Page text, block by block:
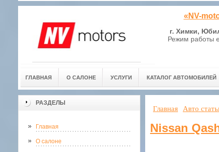
«NV-
г. Химки,
Режим работы
ГЛАВНАЯ О САЛОНЕ УСЛУГИ КАТАЛОГ АВТОМОБИЛЕЙ
РАЗДЕЛЫ
Главная
О салоне
Главная Авто
Nissan